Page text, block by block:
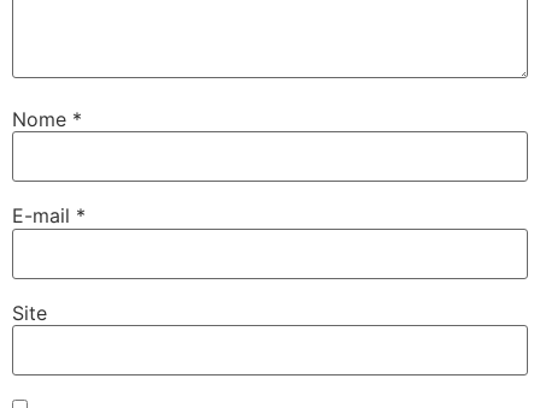
Nome *
E-mail *
Site